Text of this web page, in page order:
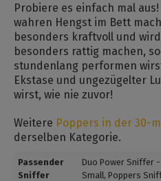
Probiere es einfach mal
wahren Hengst im Bett
besonders kraftvoll und
besonders rattig machen,
stundenlang performen
Ekstase und ungezügelter
wirst, wie nie zuvor!
Weitere Poppers in der 30-
derselben Kategorie.
Passender
Sniffer
Duo Power Sniffer
Small, Poppers